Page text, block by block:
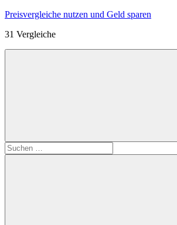
Zum
springen
Preisvergleiche nutzen und Geld sparen
31 Vergleiche
Suchen
nach: